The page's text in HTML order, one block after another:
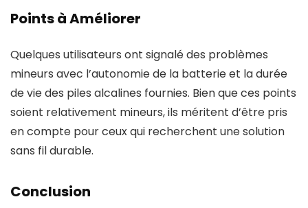
Points à Améliorer
Quelques utilisateurs ont signalé des problèmes
mineurs avec l’autonomie de la batterie et la durée
de vie des piles alcalines fournies. Bien que ces points
soient relativement mineurs, ils méritent d’être pris
en compte pour ceux qui recherchent une solution
sans fil durable.
Conclusion